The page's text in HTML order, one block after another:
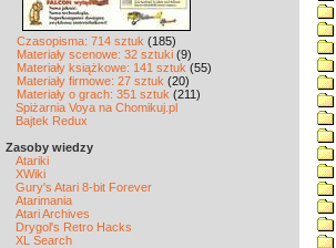
Czasopisma: 714 sztuk (185)
Materiały scenowe: 32 sztuki (9)
Materiały książkowe: 141 sztuk (55)
Materiały firmowe: 27 sztuk (20)
Materiały o grach: 351 sztuk (211)
Spiżarnia Voya na Chomikuj.pl
Bajtek Redux
Zasoby wiedzy
Atariki
XWiki
Gury's Atari 8-bit Forever
Atarimania
Atari Archives
Drygol's Retro Hacks
XL Search